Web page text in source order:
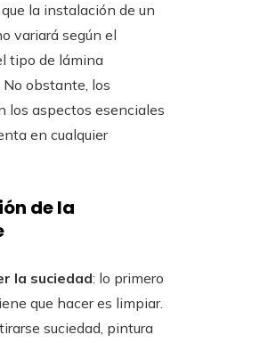
la instalación de un
variará según el
tipo de lámina
obstante, los
los aspectos esenciales
en cualquier
de la
la suciedad: lo primero
que hacer es limpiar.
suciedad, pintura